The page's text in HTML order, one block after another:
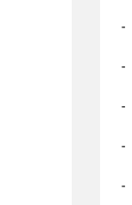
-
-
-
-
-